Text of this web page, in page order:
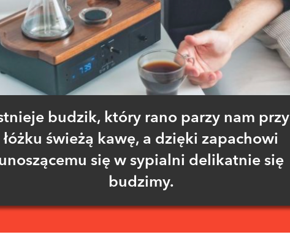
budzik, który rano parzy nam przy
łóżku świeżą kawę, a dzięki zapachowi
się w sypialni delikatnie się
budzimy.